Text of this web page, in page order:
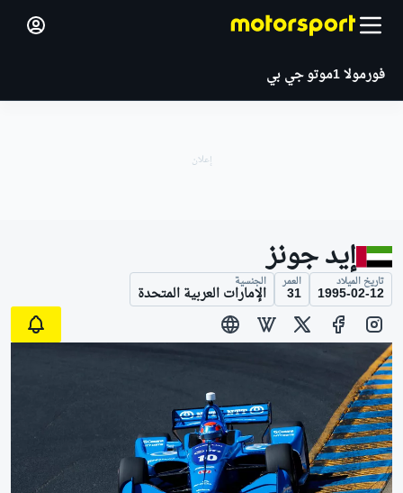
فورمولا 1 موتو جي بي
إيد جونز
تاريخ الميلاد
1995-02-12
العمر
31
الجنسية
الإمارات العربية المتحدة